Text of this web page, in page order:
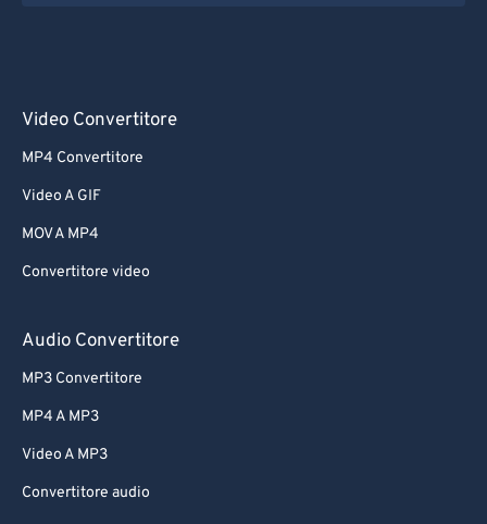
Video Convertitore
MP4 Convertitore
Video A GIF
MOV A MP4
Convertitore video
Audio Convertitore
MP3 Convertitore
MP4 A MP3
Video A MP3
Convertitore audio